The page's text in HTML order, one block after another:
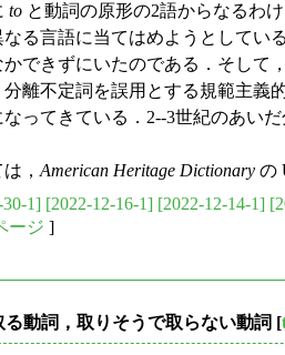
to と動詞の原形の2語からなるわ
る言語に当てはめようとして
できずにいたのである．そして
離不定詞を誤用とする規範主義
ってきている．2--3世紀のあい
， American Heritage Dictionary の
30-1] [2022-12-16-1] [2022-12-14-1]
ージ ]
る動詞，取りそうで取らない動詞 [